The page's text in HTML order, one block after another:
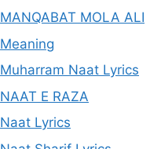
MANQABAT MOLA ALI
Meaning
Muharram Naat Lyrics
NAAT E RAZA
Naat Lyrics